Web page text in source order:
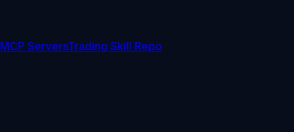
MCP ServersTrading Skill Repo